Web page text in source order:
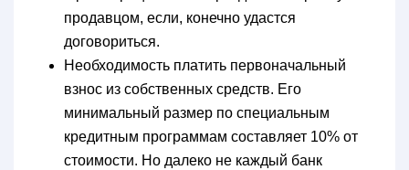
продавцом, если, конечно удастся
договориться.
Необходимость платить первоначальный
взнос из собственных средств. Его
минимальный размер по специальным
кредитным программам составляет 10% от
стоимости. Но далеко не каждый банк